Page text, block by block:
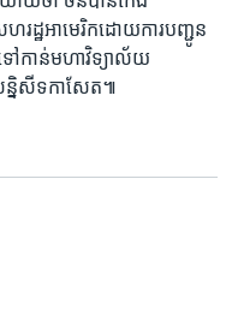
ដ្ឋ​អាមេរិក​ដោយ​ការ​បញ្ជូន​
កាន់​មហាវិទ្យាល័យ​
ន្និសីទ​កាសែត៕